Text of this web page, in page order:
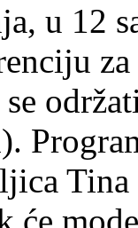
u 12
će